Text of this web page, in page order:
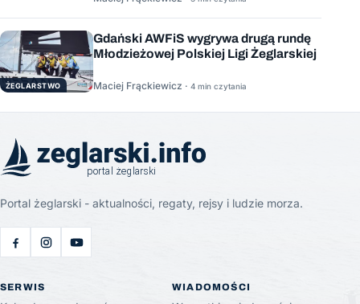
ŻEGLARSTWO
Gdański AWFiS wygrywa drugą rundę
Młodzieżowej Polskiej Ligi Żeglarskiej
Maciej Frąckiewicz · 4 min czytania
Portal żeglarski - aktualności, regaty, rejsy i ludzie morza.
SERWIS WIADOMOŚCI